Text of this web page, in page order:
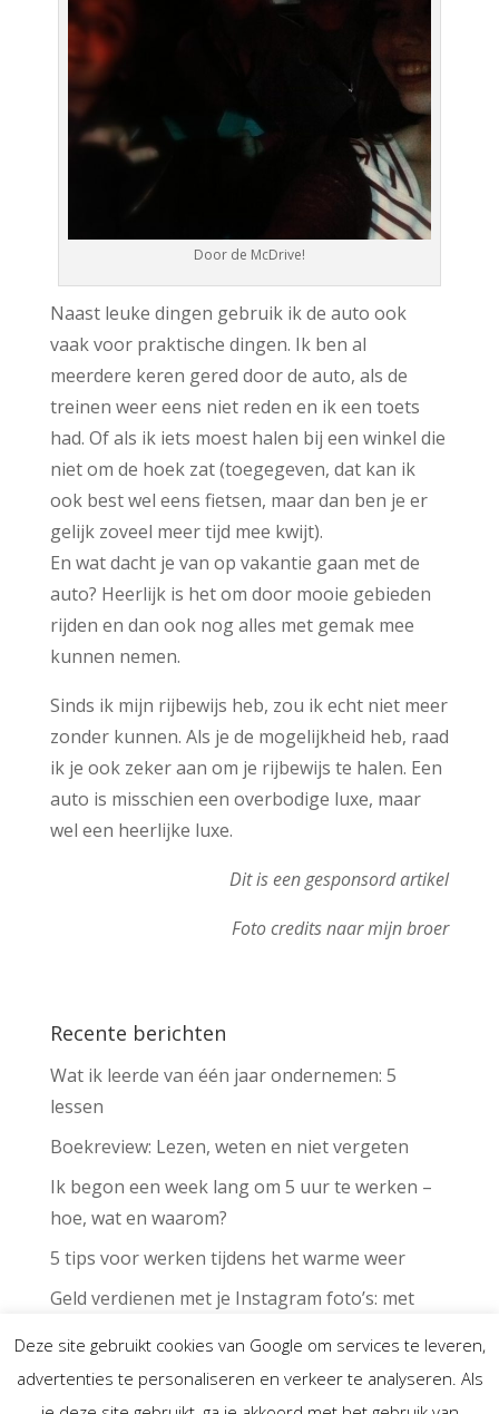
Door de McDrive!
Naast leuke dingen gebruik ik de auto ook
vaak voor praktische dingen. Ik ben al
meerdere keren gered door de auto, als de
treinen weer eens niet reden en ik een toets
had. Of als ik iets moest halen bij een winkel die
niet om de hoek zat (toegegeven, dat kan ik
ook best wel eens fietsen, maar dan ben je er
gelijk zoveel meer tijd mee kwijt).
En wat dacht je van op vakantie gaan met de
auto? Heerlijk is het om door mooie gebieden
rijden en dan ook nog alles met gemak mee
kunnen nemen.
Sinds ik mijn rijbewijs heb, zou ik echt niet meer
zonder kunnen. Als je de mogelijkheid heb, raad
ik je ook zeker aan om je rijbewijs te halen. Een
auto is misschien een overbodige luxe, maar
wel een heerlijke luxe.
Dit is een gesponsord artikel
Foto credits naar mijn broer
Recente berichten
Wat ik leerde van één jaar ondernemen: 5
lessen
Boekreview: Lezen, weten en niet vergeten
Ik begon een week lang om 5 uur te werken –
hoe, wat en waarom?
5 tips voor werken tijdens het warme weer
Geld verdienen met je Instagram foto’s: met
Deze site gebruikt cookies van Google om services te leveren,
advertenties te personaliseren en verkeer te analyseren. Als